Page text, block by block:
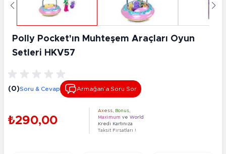
Polly Pocket'ın Muhteşem Araçları Oyun
Setleri HKV57
(0)Soru & Cevap Armağan’a Soru Sor
₺290,00
Axess Bonus
Maximum ve World
Kredi Kartınıza
Taksit Fırsatları !